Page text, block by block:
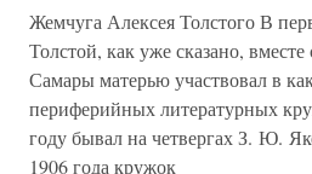
Жемчуга Алексея Толстого В
Толстой, как уже сказано,
Самары матерью участвовал в
периферийных литературных
году бывал на четвергах З. Ю.
1906 года кружок